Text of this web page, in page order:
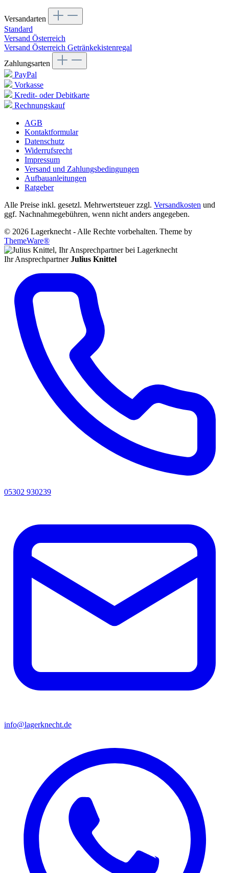
Versandarten
Standard
Versand Österreich
Versand Österreich Getränkekistenregal
Zahlungsarten
PayPal
Vorkasse
Kredit- oder Debitkarte
Rechnungskauf
AGB
Kontaktformular
Datenschutz
Widerrufsrecht
Impressum
Versand und Zahlungsbedingungen
Aufbauanleitungen
Ratgeber
Alle Preise inkl. gesetzl. Mehrwertsteuer zzgl. Versandkosten und
ggf. Nachnahmegebühren, wenn nicht anders angegeben.
© 2026 Lagerknecht - Alle Rechte vorbehalten. Theme by
ThemeWare®
Ihr Ansprechpartner Julius Knittel
05302 930239
info@lagerknecht.de